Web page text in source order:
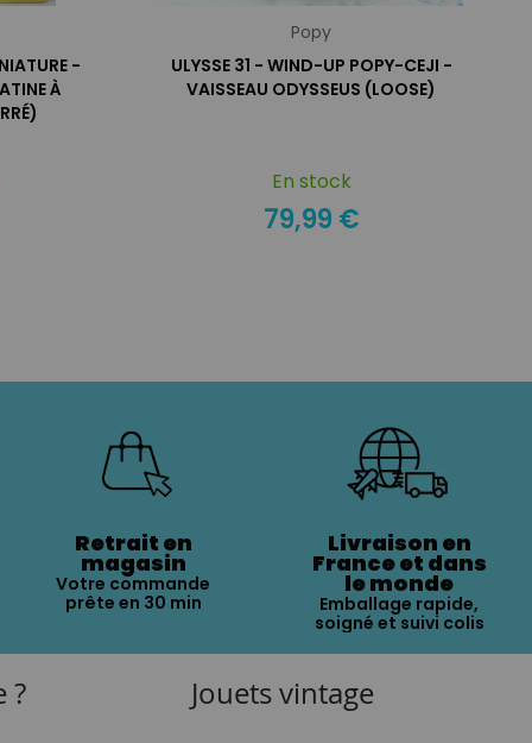
-
À
Popy
ULYSSE 31 - WIND-UP POPY-CEJI -
VAISSEAU ODYSSEUS (LOOSE)
En stock
79,99 €
Retrait en
magasin
Votre commande
prête en 30 min
Livraison en
France et dans
le monde
Emballage rapide,
soigné et suivi colis
? Jouets vintage